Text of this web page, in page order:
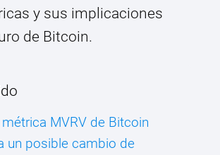
y sus implicaciones
de Bitcoin.
métrica MVRV de Bitcoin
un posible cambio de